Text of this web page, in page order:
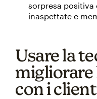
sorpresa positiva
inaspettate e
Usare la
migliorare
con i